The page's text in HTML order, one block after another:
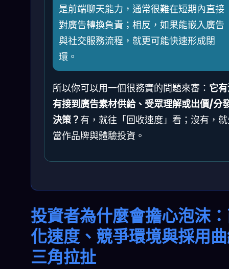
是前端聊天能力，通常很難在短期內直接
對廣告轉換負責；相反，如果能嵌入廣告
與社交服務流程，就更可能快速形成閉
環。
所以你可以用一個很務實的問題來審： 它
有接到廣告素材供給、受眾理解或出價/分
決策？ 有，就往「回收速度」看；沒有，
當作品牌與體驗投資。
投資者為什麼會擔心泡沫
化速度、競爭環境與採用
三角拉扯